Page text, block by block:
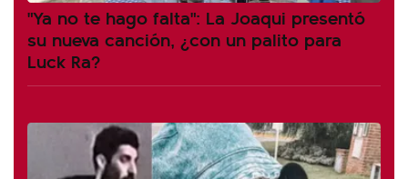
"Ya no te hago falta": La Joaqui presentó
su nueva canción, ¿con un palito para
Luck Ra?